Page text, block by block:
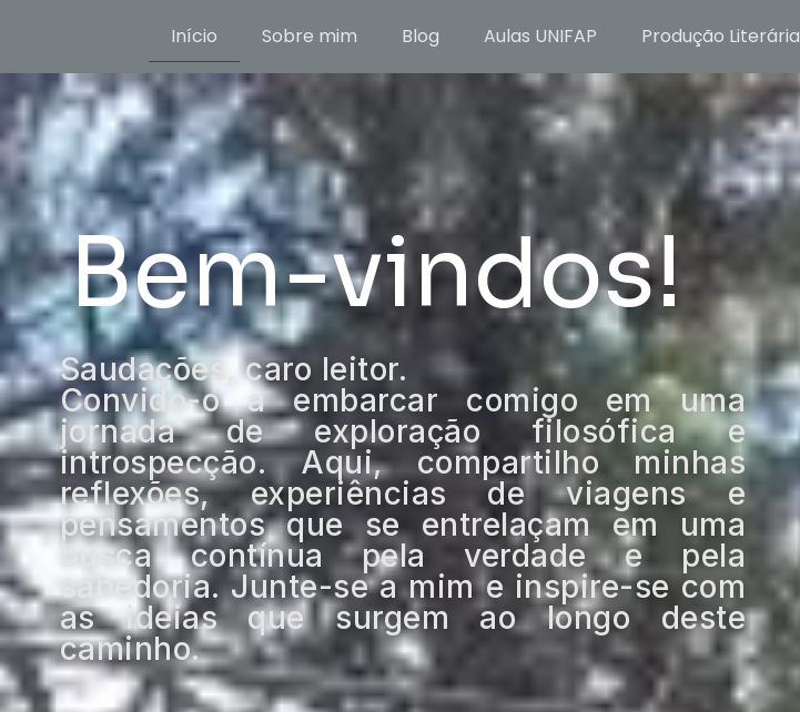
Início Sobre mim Blog Aulas UNIFAP Produção Literária
Bem-vindos!
Saudações, caro leitor.
Convido-o a embarcar comigo em uma
jornada de exploração filosófica e
introspecção. Aqui, compartilho minhas
reflexões, experiências de viagens e
pensamentos que se entrelaçam em uma
busca contínua pela verdade e pela
sabedoria. Junte-se a mim e inspire-se com
as ideias que surgem ao longo deste
caminho.